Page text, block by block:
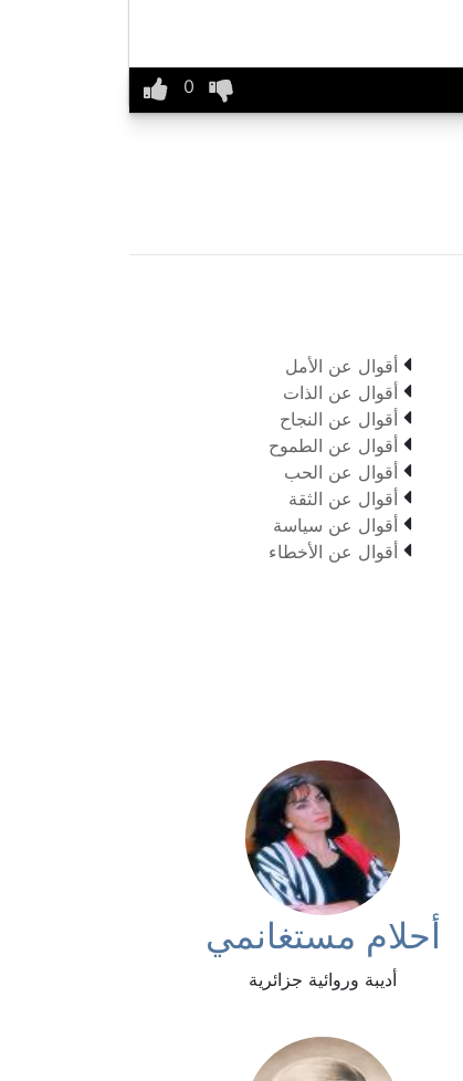
 أقوال عن الأمل
 أقوال عن الذات
 أقوال عن النجاح
 أقوال عن الطموح
 أقوال عن الحب
 أقوال عن الثقة
 أقوال عن سياسة
 أقوال عن الأخطاء
أحلام مستغانمي
أديبة وروائية جزائرية